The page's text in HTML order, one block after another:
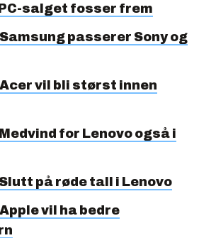
salget fosser frem
Samsung passerer Sony og
Acer vil bli størst innen
Medvind for Lenovo også i
Slutt på røde tall i Lenovo
Apple vil ha bedre